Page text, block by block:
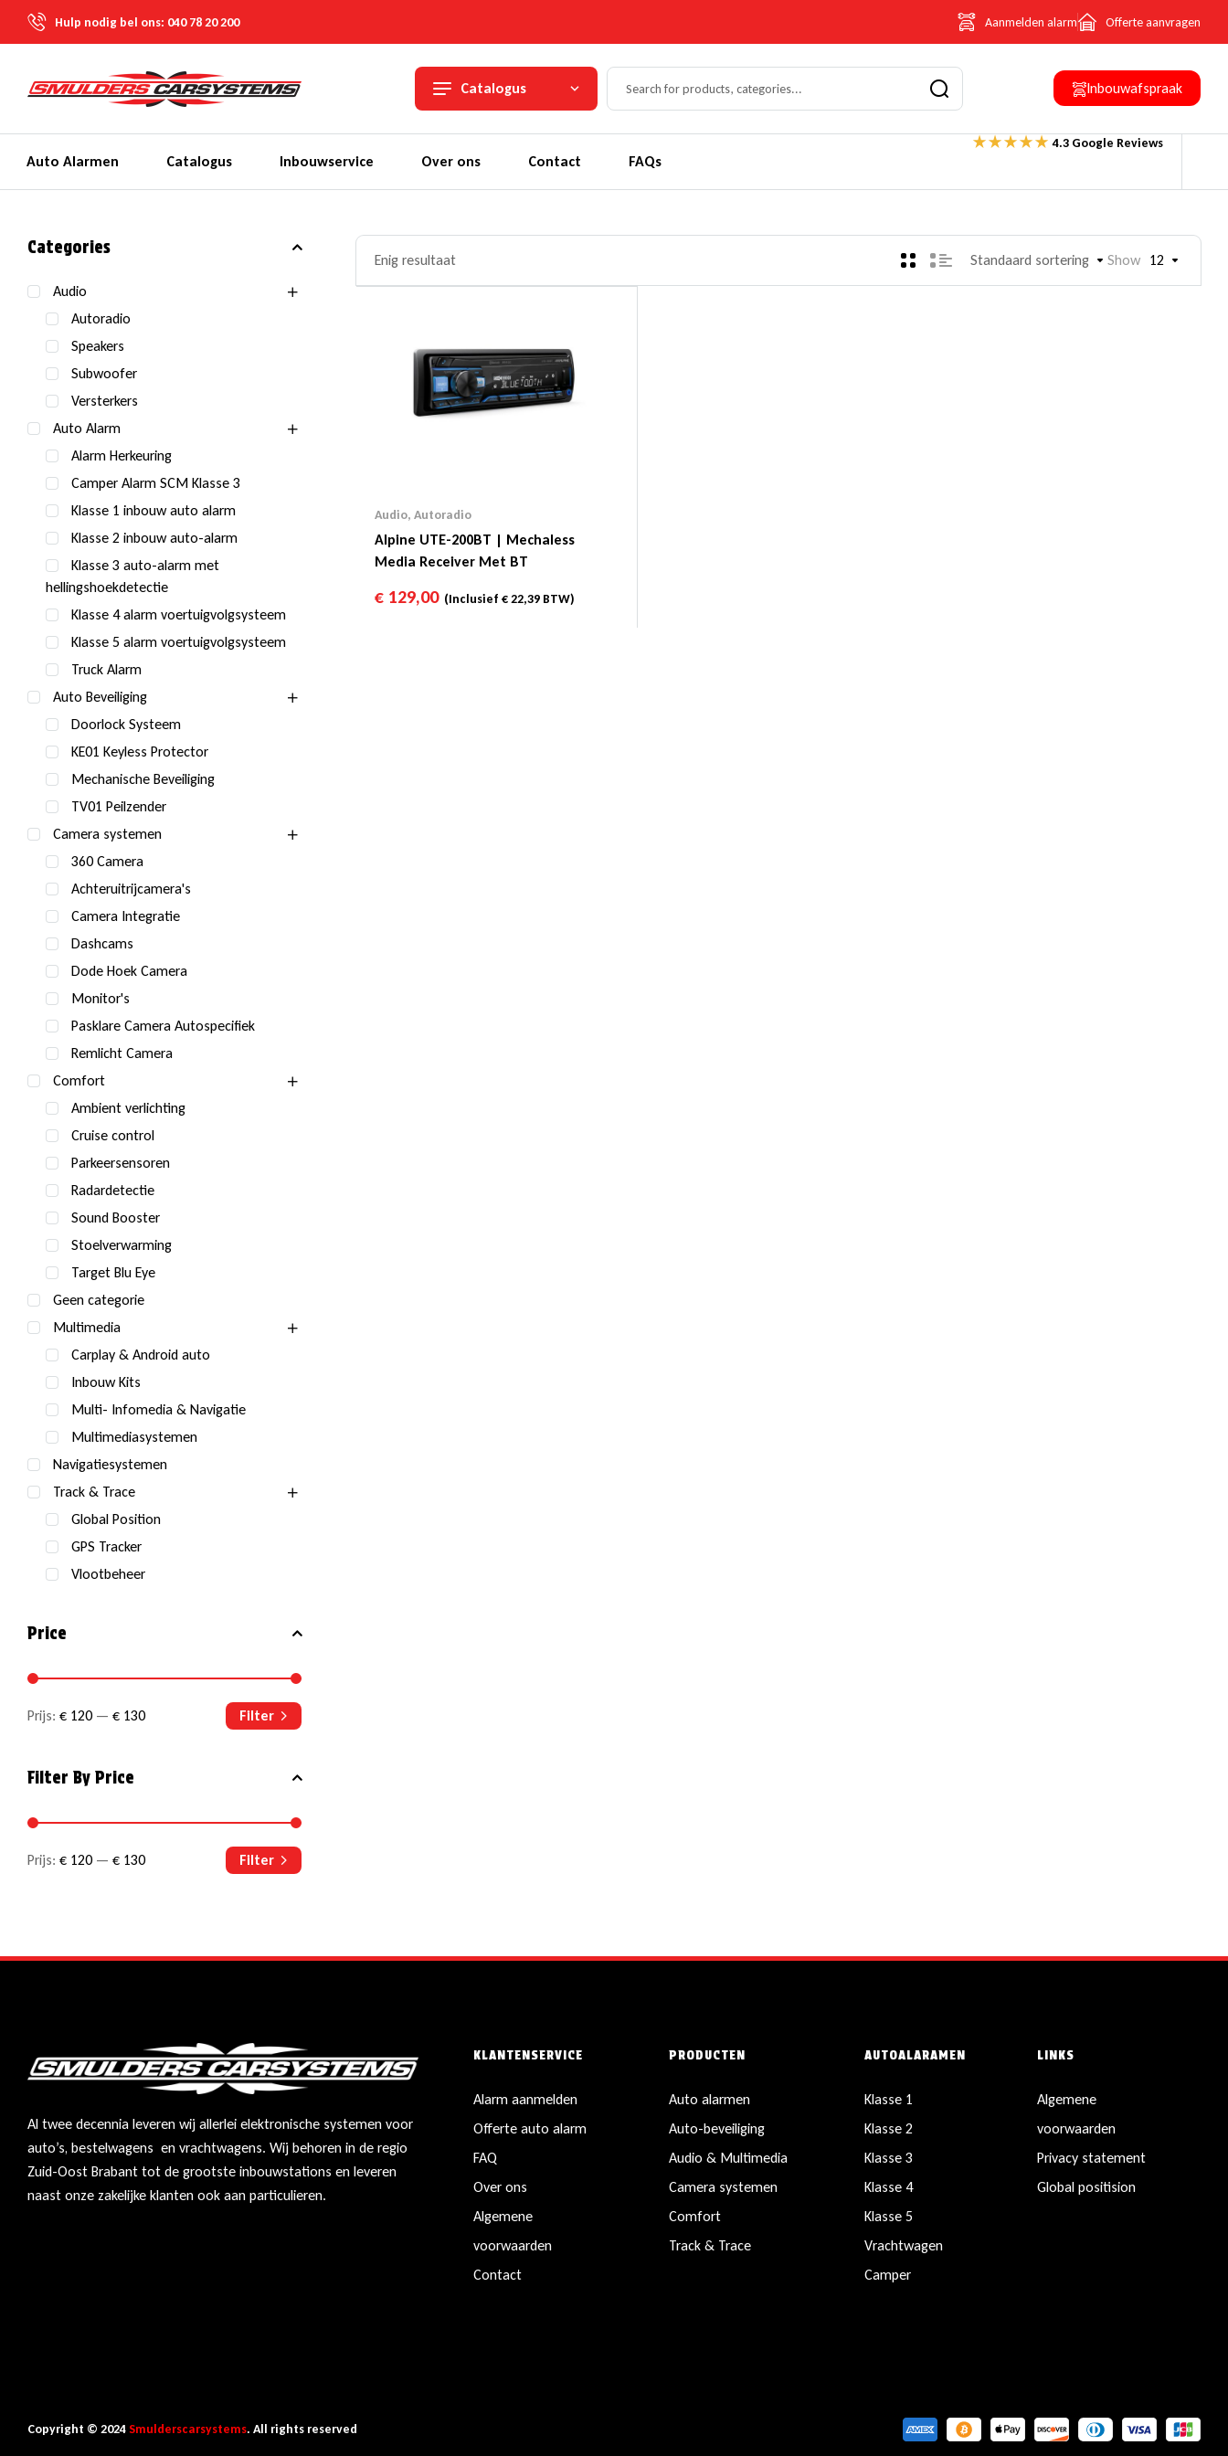
Hulp nodig bel ons: 040 78 20 200 Aanmelden alarm Offerte aanvragen
Catalogus Inbouwafspraak
Auto Alarmen Catalogus Inbouwservice Over ons Contact FAQs
4.3 Google Reviews
Enig resultaat Standaard sortering Show 12
Audio, Autoradio
Alpine UTE-200BT | Mechaless
Media Receiver Met BT
€ 129,00(Inclusief €22,39 BTW)
Categories
Audio
Autoradio
Speakers
Subwoofer
Versterkers
Auto Alarm
Alarm Herkeuring
Camper Alarm SCM Klasse 3
Klasse 1 inbouw auto alarm
Klasse 2 inbouw auto-alarm
Klasse 3 auto-alarm met
hellingshoekdetectie
Klasse 4 alarm voertuigvolgsysteem
Klasse 5 alarm voertuigvolgsysteem
Truck Alarm
Auto Beveiliging
Doorlock Systeem
KE01 Keyless Protector
Mechanische Beveiliging
TV01 Peilzender
Camera systemen
360 Camera
Achteruitrijcamera's
Camera Integratie
Dashcams
Dode Hoek Camera
Monitor's
Pasklare Camera Autospecifiek
Remlicht Camera
Comfort
Ambient verlichting
Cruise control
Parkeersensoren
Radardetectie
Sound Booster
Stoelverwarming
Target Blu Eye
Geen categorie
Multimedia
Carplay & Android auto
Inbouw Kits
Multi- Infomedia & Navigatie
Multimediasystemen
Navigatiesystemen
Track & Trace
Global Position
GPS Tracker
Vlootbeheer
Price
Filter
Prijs: € 120— € 130
Filter By Price
Filter
Prijs: € 120— € 130
Al twee decennia leveren wij allerlei elektronische systemen voor
auto’s, bestelwagens en vrachtwagens. Wij behoren in de regio
Zuid-Oost Brabant tot de grootste inbouwstations en leveren
naast onze zakelijke klanten ook aan particulieren.
KLANTENSERVICE
Alarm aanmelden
Offerte auto alarm
FAQ
Over ons
Algemene
voorwaarden
Contact
PRODUCTEN
Auto alarmen
Auto-beveiliging
Audio & Multimedia
Camera systemen
Comfort
Track & Trace
AUTOALARAMEN
Klasse 1
Klasse 2
Klasse 3
Klasse 4
Klasse 5
Vrachtwagen
Camper
LINKS
Algemene
voorwaarden
Privacy statement
Global positision
Copyright © 2024Smulderscarsystems. All rights reserved